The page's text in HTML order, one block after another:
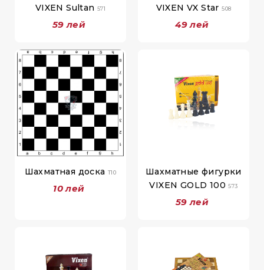
VIXEN Sultan 571
59 лей
VIXEN VX Star508
49 лей
Шахматная доскаT10
10 лей
Шахматные фигурки
VIXEN GOLD 100573
59 лей